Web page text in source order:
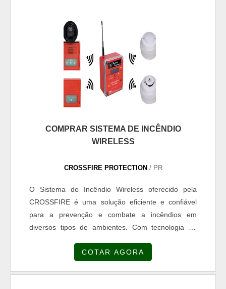
COMPRAR SISTEMA DE INCÊNDIO
WIRELESS
CROSSFIRE PROTECTION / PR
O Sistema de Incêndio Wireless oferecido pela
CROSSFIRE é uma solução eficiente e confiável
para a prevenção e combate a incêndios em
diversos tipos de ambientes. Com tecnologia de
proteção completa e eficaz contra incêndios,
COTAR AGORA